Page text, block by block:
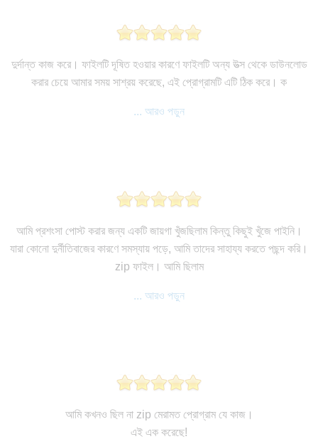
দুর্দান্ত কাজ করে। ফাইলটি দূষিত হওয়ার কারণে ফাইলটি অন্য উত্স থেকে ডাউনলোড
করার চেয়ে আমার সময় সাশ্রয় করেছে, এই প্রোগ্রামটি এটি ঠিক করে। ক
... আরও পড়ুন
আমি প্রশংসা পোস্ট করার জন্য একটি জায়গা খুঁজছিলাম কিন্তু কিছুই খুঁজে পাইনি।
যারা কোনো দুর্নীতিবাজের কারণে সমস্যায় পড়ে, আমি তাদের সাহায্য করতে পছন্দ করি।
zip ফাইল। আমি ছিলাম
... আরও পড়ুন
আমি কখনও ছিল না zip মেরামত প্রোগ্রাম যে কাজ।
এই এক করেছে!